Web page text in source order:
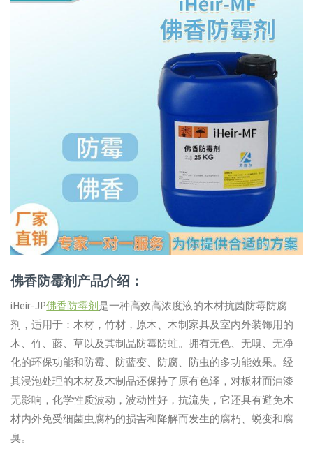
佛香防霉剂产品介绍：
iHeir-JP佛香防霉剂是一种高效高浓度液的木材抗菌防霉防腐
剂，适用于：木材，竹材，原木、木制家具及室内外装饰用的
木、竹、藤、草以及其制品防霉防蛀。拥有无色、无嗅、无净
化的环保功能和防霉、防蓝变、防腐、防虫的多功能效果。经
其浸泡处理的木材及木制品还保持了原有色泽，对板材面油漆
无影响，化学性质波动，波动性好，抗流失，它还具有避免木
材内外免受细菌虫腐朽的损害和降解而发生的腐朽、蜕变和腐
臭。